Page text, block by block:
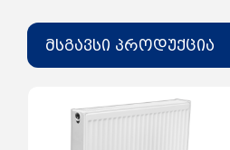
ფერი: თეთრი
მსგავსი პროდუქცია